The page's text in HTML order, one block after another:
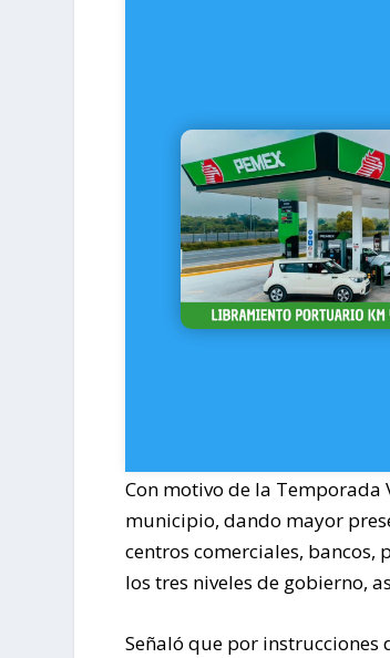
Con motivo de la Temporada
municipio, dando mayor
centros comerciales,
los tres niveles de gobierno,
Señaló que por instrucciones